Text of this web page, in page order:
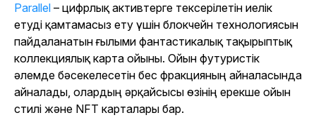
Parallel – цифрлық активтерге тексерілетін иелік
етуді қамтамасыз ету үшін блокчейн технологиясын
пайдаланатын ғылыми фантастикалық тақырыптық
коллекциялық карта ойыны. Ойын футуристік
әлемде бәсекелесетін бес фракцияның айналасында
айналады, олардың әрқайсысы өзінің ерекше ойын
стилі және NFT карталары бар.